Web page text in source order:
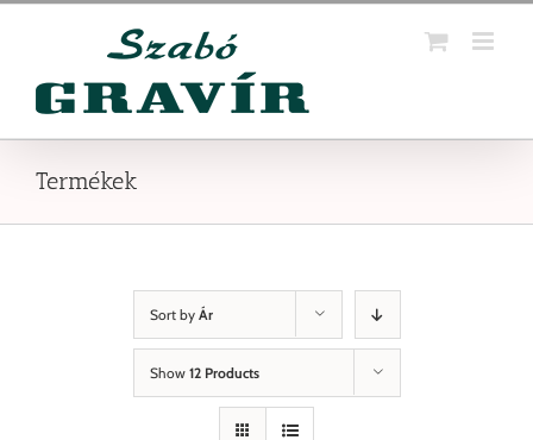
Kihagyás
Termékek
Sort by Ár
Show 12 Products